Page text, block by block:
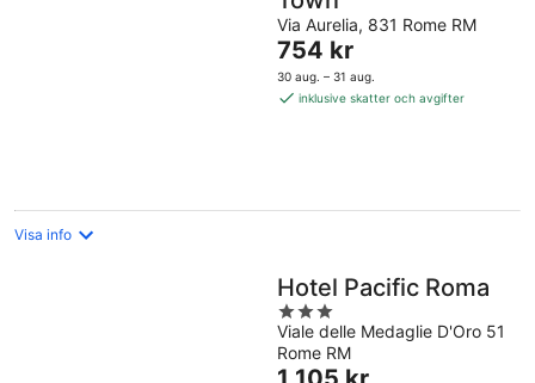
Via Aurelia, 831 Rome RM
Priset
är
754 kr
754 kr
30 aug. – 31 aug.
inklusive skatter och avgifter
Visa info
Hotel Pacific Roma
3
out
of
Viale delle Medaglie D'Oro 51
Rome RM
Priset